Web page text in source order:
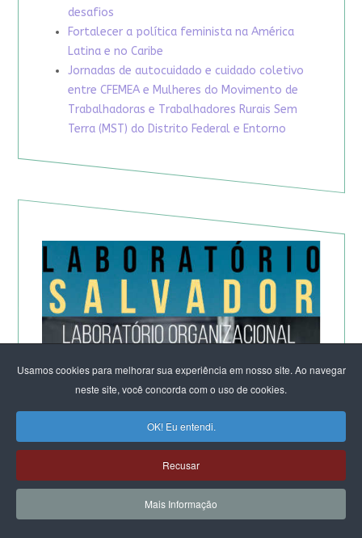
Usamos cookies para melhorar sua experiência em nosso site. Ao navegar
neste site, você concorda com o uso de cookies.
OK! Eu entendi.
Recusar
Mais Informação
desafios
Fortalecer a política feminista na América
Latina e no Caribe
Jornadas de autocuidado e cuidado coletivo
entre CFEMEA e Mulheres do Movimento de
Trabalhadoras e Trabalhadores Rurais Sem
Terra (MST) do Distrito Federal e Entorno